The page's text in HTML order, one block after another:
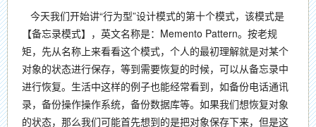
今天我们开始讲“行为型”设计模式的第十个模式，该模式是
【备忘录模式】，英文名称是：Memento Pattern。按老规
矩，先从名称上来看看这个模式，个人的最初理解就是对某个
对象的状态进行保存，等到需要恢复的时候，可以从备忘录中
进行恢复。生活中这样的例子也能经常看到，如备份电话通讯
录，备份操作操作系统，备份数据库等。如果我们想恢复对象
的状态，那么我们可能首先想到的是把对象保存下来，但是这